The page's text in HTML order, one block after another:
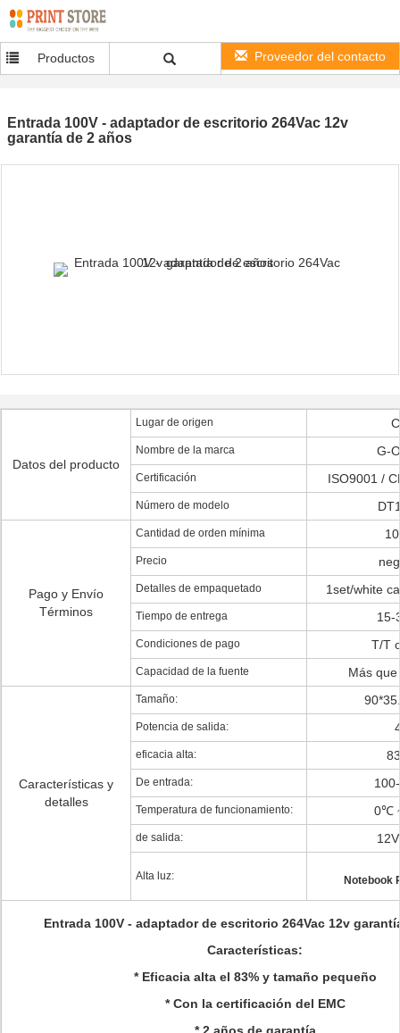
Productos Proveedor del contacto
Entrada 100V - adaptador de escritorio 264Vac 12v
garantía de 2 años
Datos del producto
Lugar de origen
Nombre de la marca G-
Certificación ISO9001 /
Número de modelo
Pago y Envío
Términos
Cantidad de orden mínima
Precio
Detalles de empaquetado 1set/white
Tiempo de entrega 15-
Condiciones de pago T/T
Capacidad de la fuente Más
Características y
detalles
Tamaño:
Potencia de salida:
eficacia alta:
De entrada:
Temperatura de funcionamiento: 0℃
de salida:
Alta luz: Notebook
Entrada 100V - adaptador de escritorio 264Vac 12v
Características:
* Eficacia alta el 83% y tamaño pequeño
* Con la certificación del EMC